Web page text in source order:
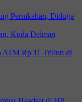
Pernikahan, Diduga
Kuda Delman
ATM Rp 11 Triliun di